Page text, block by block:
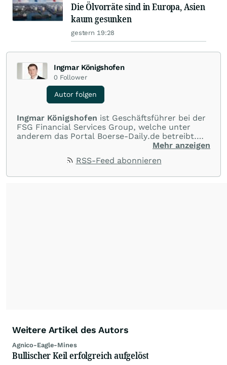
Die Ölvorräte sind in Europa, Asien
kaum gesunken
gestern 19:28
Ingmar Königshofen
0 Follower
Autor folgen
Ingmar Königshofen ist Geschäftsführer bei der
FSG Financial Services Group, welche unter
anderem das Portal Boerse-Daily.de betreibt.
Dort werden mehrmals täglich top-aktuelle
besonders attraktiven Einzelwerten
Mehr anzeigen
RSS-Feed abonnieren
Weitere Artikel des Autors
Agnico-Eagle-Mines
Bullischer Keil erfolgreich aufgelöst